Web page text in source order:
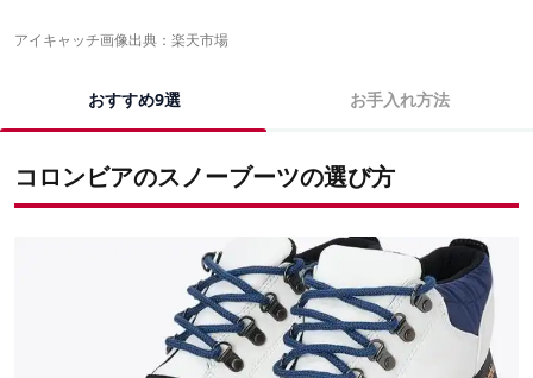
アイキャッチ画像出典： 楽天市場
おすすめ9選 お手入れ方法
コロンビアのスノーブーツの選び方